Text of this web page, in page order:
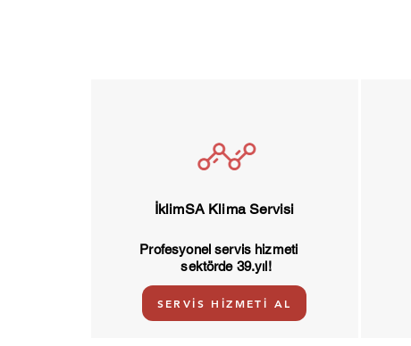
İklimSA Klima Servisi
Profesyonel servis hizmeti
sektörde 39.yıl!
SERVİS HİZMETİ AL